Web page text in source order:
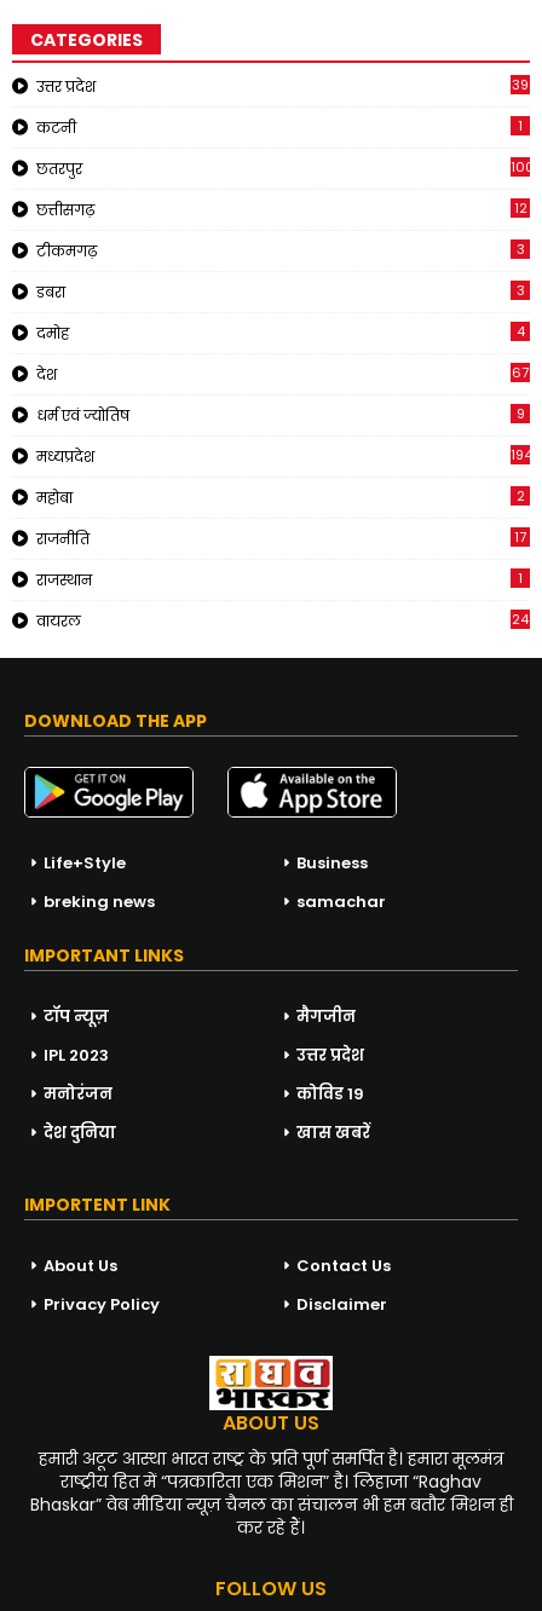
CATEGORIES
उत्तर प्रदेश 39
कटनी 1
छतरपुर 1001
छत्तीसगढ़ 12
टीकमगढ़ 3
डबरा 3
दमोह 4
देश 67
धर्म एवं ज्योतिष 9
मध्यप्रदेश 194
महोबा 2
राजनीति 17
राजस्थान 1
वायरल 24
DOWNLOAD THE APP
Life+Style
Business
breking news
samachar
IMPORTANT LINKS
टॉप न्यूज़
मैगजीन
IPL 2023
उत्तर प्रदेश
मनोरंजन
कोविड 19
देश दुनिया
खास खबरें
IMPORTENT LINK
About Us
Contact Us
Privacy Policy
Disclaimer
ABOUT US
हमारी अटूट आस्था भारत राष्ट्र के प्रति पूर्ण समर्पित है। हमारा मूलमंत्र
राष्ट्रीय हित में “पत्रकारिता एक मिशन” है। लिहाजा “Raghav
Bhaskar” वेब मीडिया न्यूज़ चैनल का संचालन भी हम बतौर मिशन ही
कर रहे हैं।
FOLLOW US